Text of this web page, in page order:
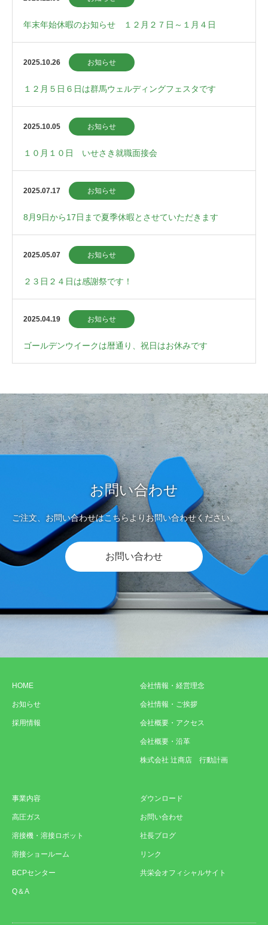
年末年始休暇のお知らせ １２月２７日～１月４日
2025.10.26 お知らせ
１２月５日６日は群馬ウェルディングフェスタです
2025.10.05 お知らせ
１０月１０日 いせさき就職面接会
2025.07.17 お知らせ
8月9日から17日まで夏季休暇とさせていただきます
2025.05.07 お知らせ
２３日２４日は感謝祭です！
2025.04.19 お知らせ
ゴールデンウイークは暦通り、祝日はお休みです
お問い合わせ
ご注文、お問い合わせはこちらよりお問い合わせください。
お問い合わせ
HOME
お知らせ
採用情報
会社情報・経営理念
会社情報・ご挨拶
会社概要・アクセス
会社概要・沿革
株式会社 辻商店 行動計画
事業内容
高圧ガス
溶接機・溶接ロボット
溶接ショールーム
BCPセンター
Q＆A
ダウンロード
お問い合わせ
社長ブログ
リンク
共栄会オフィシャルサイト